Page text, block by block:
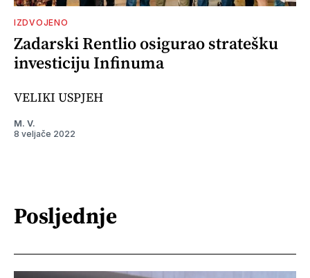
IZDVOJENO
Zadarski Rentlio osigurao stratešku
investiciju Infinuma
VELIKI USPJEH
M. V.
8 veljače 2022
Posljednje